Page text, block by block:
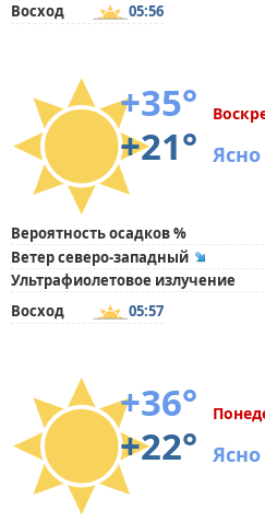
Восход
05:56
+35°
+21°
Ясно
Вероятность осадков %
Ветер северо-западный
Ультрафиолетовое излучение
Восход
05:57
+36°
+22°
Ясно